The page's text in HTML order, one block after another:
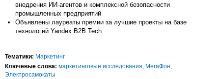
внедрения ИИ-агентов и комплексной безопасности
промышленных предприятий
Объявлены лауреаты премии за лучшие проекты на базе
технологий Yandex B2B Tech
Тематики: Маркетинг
Ключевые слова: маркетинговые исследования, МегаФон,
Электросамокаты